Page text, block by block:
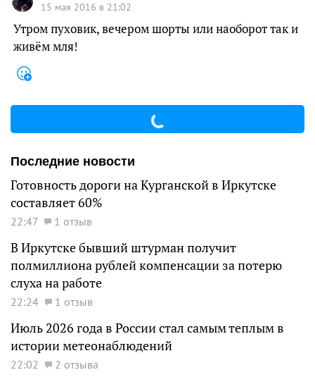
15 мая 2016 в 21:02
Утром пуховик, вечером шорты или наоборот так и
живём мля!
Последние новости
Готовность дороги на Курганской в Иркутске
составляет 60%
22:47 1 отзыв
В Иркутске бывший штурман получит
полмиллиона рублей компенсации за потерю
слуха на работе
22:24 1 отзыв
Июль 2026 года в России стал самым теплым в
истории метеонаблюдений
22:02 2 отзыва